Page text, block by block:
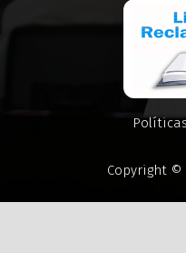
Copyright ©